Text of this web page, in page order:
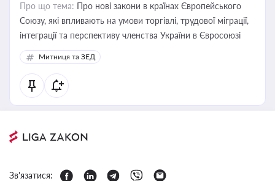
Про що тема: Про нові закони в країнах Європейського
Союзу, які впливають на умови торгівлі, трудової міграції,
інтеграції та перспективу членства України в Євросоюзі
Митниця та ЗЕД
Зв'язатися: